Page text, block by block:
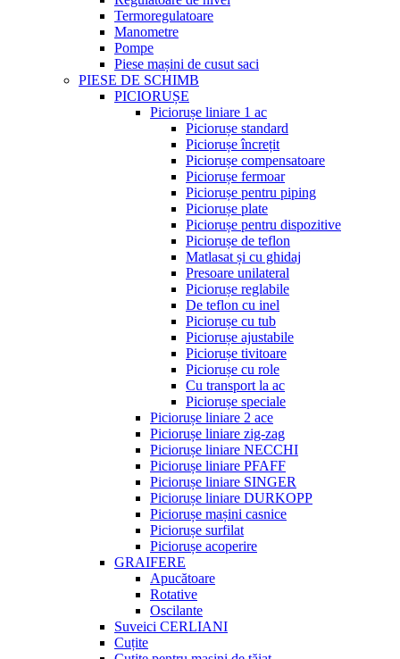
Termoregulatoare
Manometre
Pompe
Piese mașini de cusut saci
PIESE DE SCHIMB
PICIORUȘE
Piciorușe liniare 1 ac
Piciorușe standard
Piciorușe încrețit
Piciorușe compensatoare
Piciorușe fermoar
Piciorușe pentru piping
Piciorușe plate
Piciorușe pentru dispozitive
Piciorușe de teflon
Matlasat și cu ghidaj
Presoare unilateral
Piciorușe reglabile
De teflon cu inel
Piciorușe cu tub
Piciorușe ajustabile
Piciorușe tivitoare
Piciorușe cu role
Cu transport la ac
Piciorușe speciale
Piciorușe liniare 2 ace
Piciorușe liniare zig-zag
Piciorușe liniare NECCHI
Piciorușe liniare PFAFF
Piciorușe liniare SINGER
Piciorușe liniare DURKOPP
Piciorușe mașini casnice
Piciorușe surfilat
Piciorușe acoperire
GRAIFERE
Apucătoare
Rotative
Oscilante
Suveici CERLIANI
Cuțite